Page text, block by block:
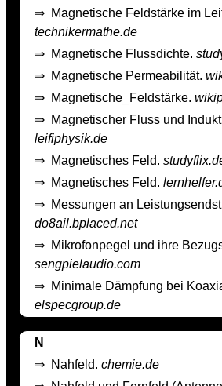
⇒ Magnetische Feldstärke im
technikermathe.de
⇒ Magnetische Flussdichte.
⇒ Magnetische Permeabilität.
⇒ Magnetische_Feldstärke.
⇒ Magnetischer Fluss und
leifiphysik.de
⇒ Magnetisches Feld.
⇒ Magnetisches Feld.
⇒ Messungen an
do8ail.bplaced.net
⇒ Mikrofonpegel und ihre
sengpielaudio.com
⇒ Minimale Dämpfung bei
elspecgroup.de
N
⇒ Nahfeld. chemie.de